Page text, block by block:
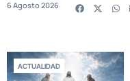
6 Agosto 2026
ACTUALIDAD